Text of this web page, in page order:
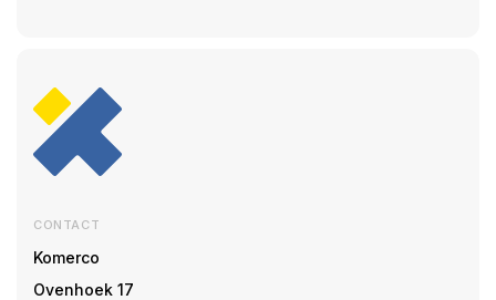
CONTACT
Komerco
Ovenhoek 17